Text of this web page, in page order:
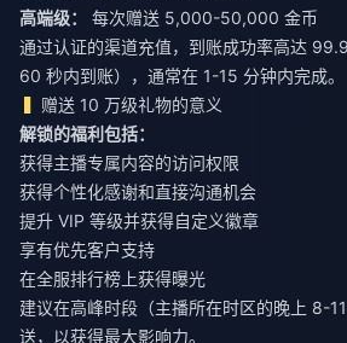
高端级：
每次赠送 5,000-50,000 金币
通过认证的渠道充值，到账成功率高达
60 秒内到账），通常在 1-15 分钟内完成。
赠送 10 万级礼物的意义
解锁的福利包括：
获得主播专属内容的访问权限
获得个性化感谢和直接沟通机会
提升 VIP 等级并获得自定义徽章
享有优先客户支持
在全服排行榜上获得曝光
建议在高峰时段（主播所在时区的晚上 8-
送，以获得最大影响力。